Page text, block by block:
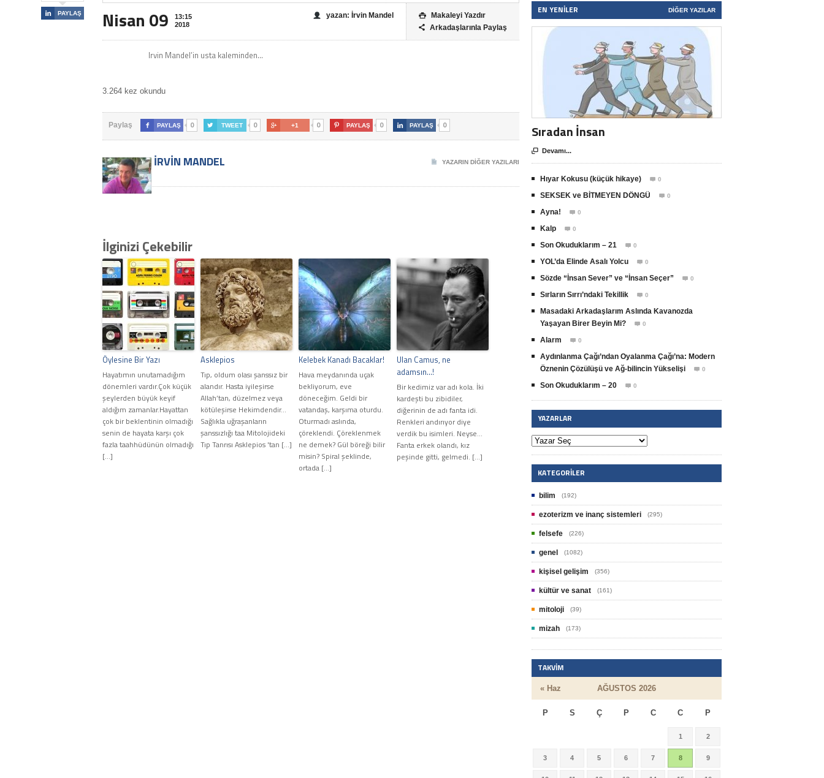
 PAYLAŞ Nisan 09
13:15
2018
 Makaleyi Yazdır
 Arkadaşlarınla Paylaş
yazan: İrvin Mandel
Irvin Mandel’in usta kaleminden…
3.264 kez okundu
Paylaş  PAYLAŞ 0  TWEET 0  +1 0  PAYLAŞ 0  PAYLAŞ 0
YAZARIN DIĞER YAZILARI
İRVIN MANDEL
İlginizi Çekebilir
Öylesine Bir Yazı
Hayatımın unutamadığım
dönemleri vardır.Çok küçük
şeylerden büyük keyif
aldığım zamanlar.Hayattan
çok bir beklentinin olmadığı
senin de hayata karşı çok
fazla taahhüdünün olmadığı
[…]
Asklepios
Tıp, oldum olası şanssız bir
alandır. Hasta iyileşirse
Allah’tan, düzelmez veya
kötüleşirse Hekimdendir…
Sağlıkla uğraşanların
şanssızlığı taa Mitolojideki
Tıp Tanrısı Asklepios 'tan […]
Kelebek Kanadı Bacaklar!
Hava meydanında uçak
bekliyorum, eve
döneceğim. Geldi bir
vatandaş, karşıma oturdu.
Oturmadı aslında,
çöreklendi. Çöreklenmek
ne demek? Gül böreği bilir
misin? Spiral şeklinde,
ortada […]
Ulan Camus, ne
adamsın…!
Bir kedimiz var adı kola. İki
kardeşti bu zibidiler,
diğerinin de adı fanta idi.
Renkleri andırıyor diye
verdik bu isimleri. Neyse...
Fanta erkek olandı, kız
peşinde gitti, gelmedi. […]
EN YENILER DIĞER YAZILAR
Sıradan İnsan
 Devamı...
Hıyar Kokusu (küçük hikaye)  0
SEKSEK ve BİTMEYEN DÖNGÜ  0
Ayna!  0
Kalp  0
Son Okuduklarım – 21  0
YOL’da Elinde Asalı Yolcu  0
Sözde “İnsan Sever” ve “İnsan Seçer”  0
Sırların Sırrı’ndaki Tekillik  0
Masadaki Arkadaşlarım Aslında Kavanozda
Yaşayan Birer Beyin Mi?
 0
Alarm  0
Aydınlanma Çağı’ndan Oyalanma Çağı’na: Modern
Öznenin Çözülüşü ve Ağ-bilincin Yükselişi
 0
Son Okuduklarım – 20  0
YAZARLAR
KATEGORILER
bilim (192)
ezoterizm ve inanç sistemleri (295)
felsefe (226)
genel (1082)
kişisel gelişim (356)
kültür ve sanat (161)
mitoloji (39)
mizah (173)
TAKVIM
AĞUSTOS 2026
P S Ç P C C P
« Haz
1 2
3 4 5 6 7 8 9